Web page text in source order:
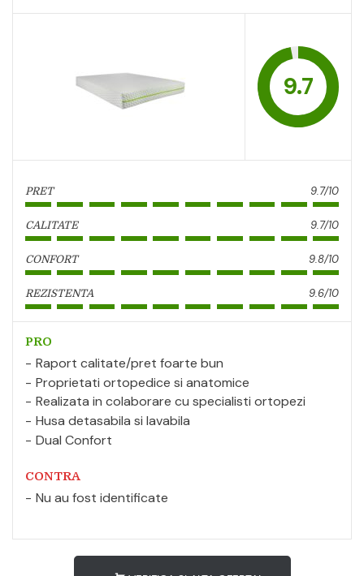
9.7
PRET 9.7/10
CALITATE 9.7/10
CONFORT 9.8/10
REZISTENTA 9.6/10
PRO
Raport calitate/pret foarte bun
Proprietati ortopedice si anatomice
Realizata in colaborare cu specialisti ortopezi
Husa detasabila si lavabila
Dual Confort
CONTRA
Nu au fost identificate